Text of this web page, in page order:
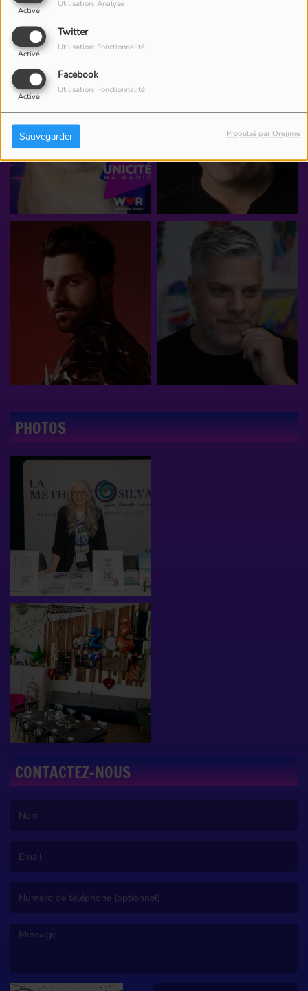
Activé
Utilisation: Analyse
Twitter
Activé
Utilisation: Fonctionnalité
Facebook
Activé
Utilisation: Fonctionnalité
Sauvegarder Propulsé par Orejime
ÉQUIPE
PHOTOS
CONTACTEZ-NOUS